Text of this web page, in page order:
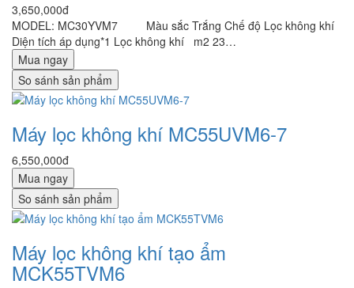
3,650,000đ
MODEL: MC30YVM7 Màu sắc Trắng Chế độ Lọc không khí
Diện tích áp dụng*1 Lọc không khí m2 23…
Mua ngay
So sánh sản phẩm
Máy lọc không khí MC55UVM6-7
6,550,000đ
Mua ngay
So sánh sản phẩm
Máy lọc không khí tạo ẩm
MCK55TVM6